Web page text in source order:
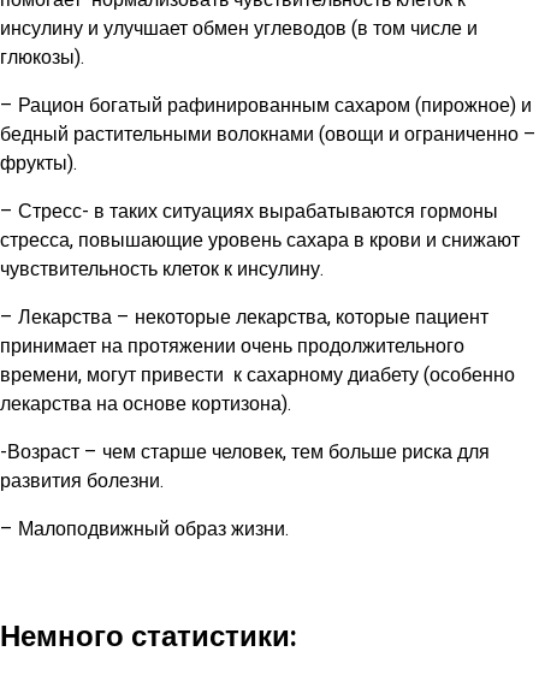
инсулину и улучшает обмен углеводов (в том числе и
глюкозы).
– Рацион богатый рафинированным сахаром (пирожное) и
бедный растительными волокнами (овощи и ограниченно –
фрукты).
– Стресс- в таких ситуациях вырабатываются гормоны
стресса, повышающие уровень сахара в крови и снижают
чувствительность клеток к инсулину.
– Лекарства – некоторые лекарства, которые пациент
принимает на протяжении очень продолжительного
времени, могут привести к сахарному диабету (особенно
лекарства на основе кортизона).
-Возраст – чем старше человек, тем больше риска для
развития болезни.
– Малоподвижный образ жизни.
Немного статистики: